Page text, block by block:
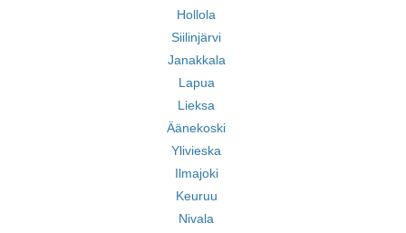
Hollola
Siilinjärvi
Janakkala
Lapua
Lieksa
Äänekoski
Ylivieska
Ilmajoki
Keuruu
Nivala